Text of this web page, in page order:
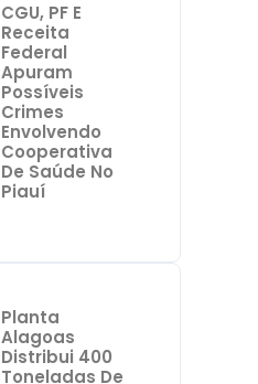
CGU, PF E
Receita
Federal
Apuram
Possíveis
Crimes
Envolvendo
Cooperativa
De Saúde No
Piauí
Planta
Alagoas
Distribui 400
Toneladas De